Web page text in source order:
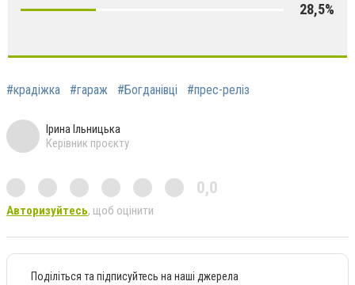
28,5%
#крадіжка #гараж #Богданівці #прес-реліз
Ірина Ільницька
Керівник проєкту
0,0
Авторизуйтесь, щоб оцінити
Поділіться та підписуйтесь на наші джерела